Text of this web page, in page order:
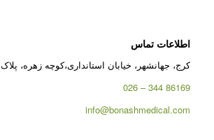
اطلاعات تماس
کرج، جهانشهر، خیابان استانداری،کوچه زهره، پلاک 37
86169 344 – 026
info@bonashmedical.com